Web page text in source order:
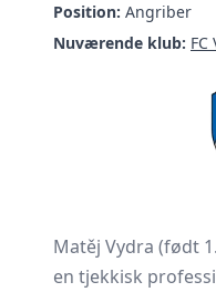
Position: Angriber
Nuværende klub: FC
Matěj Vydra (født
en tjekkisk